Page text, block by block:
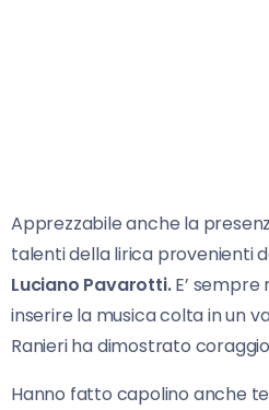
Apprezzabile anche la
talenti della lirica provenienti
Luciano Pavarotti.E’ sempre
inserire la musica colta in un
Ranieri ha dimostrato
Hanno fatto capolino anche